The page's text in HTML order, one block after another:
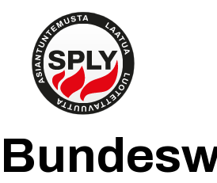
sisältöön